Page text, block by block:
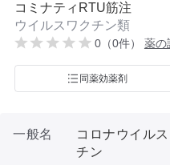
コミナティRTU筋注
ウイルスワクチン類
0（0件） 薬の
同薬効薬剤
一般名
コロナウイル
チン